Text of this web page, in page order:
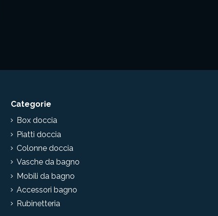
Categorie
Box doccia
Piatti doccia
Colonne doccia
Vasche da bagno
Mobili da bagno
Accessori bagno
Rubinetteria